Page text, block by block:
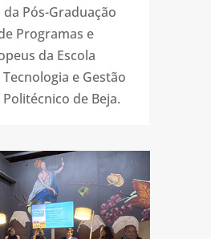
Pós-Graduação
Programas e
da Escola
e Gestão
de Beja.